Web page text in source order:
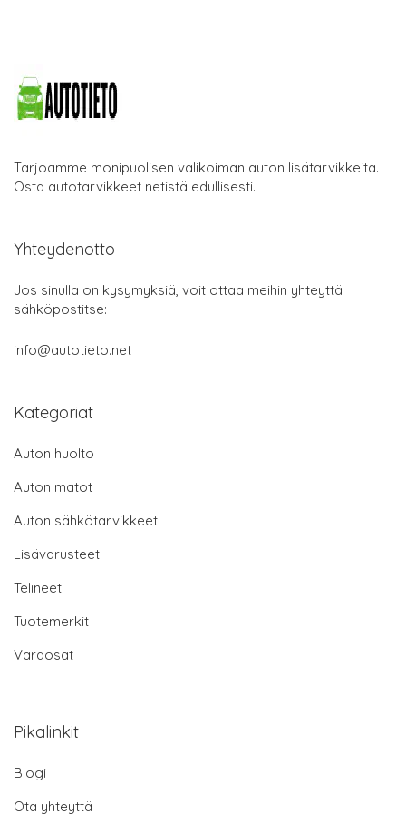
Tarjoamme monipuolisen valikoiman auton lisätarvikkeita.
Osta autotarvikkeet netistä edullisesti.
Yhteydenotto
Jos sinulla on kysymyksiä, voit ottaa meihin yhteyttä
sähköpostitse:
info@autotieto.net
Kategoriat
Auton huolto
Auton matot
Auton sähkötarvikkeet
Lisävarusteet
Telineet
Tuotemerkit
Varaosat
Pikalinkit
Blogi
Ota yhteyttä